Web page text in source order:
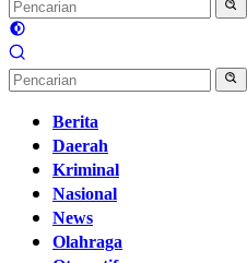
Berita
Daerah
Kriminal
Nasional
News
Olahraga